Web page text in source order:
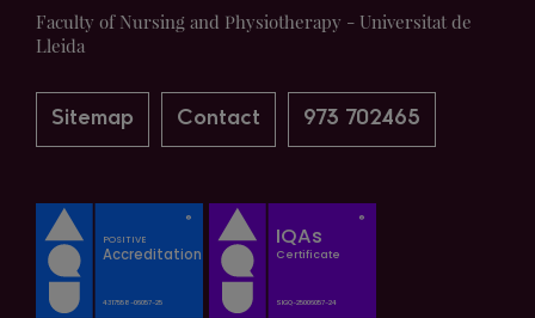
Faculty of Nursing and Physiotherapy - Universitat de
Lleida
Sitemap Contact 973 702465